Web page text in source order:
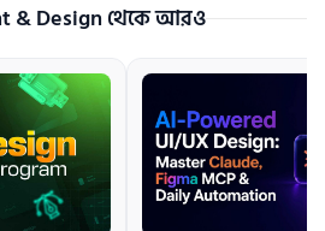
& Design থেকে আরও